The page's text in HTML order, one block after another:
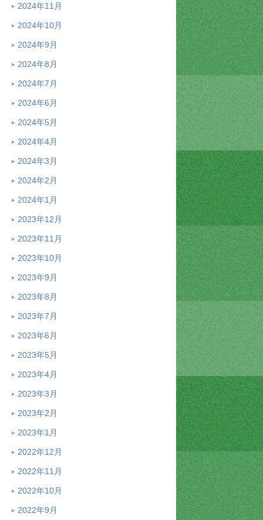
2024年11月
2024年10月
2024年9月
2024年8月
2024年7月
2024年6月
2024年5月
2024年4月
2024年3月
2024年2月
2024年1月
2023年12月
2023年11月
2023年10月
2023年9月
2023年8月
2023年7月
2023年6月
2023年5月
2023年4月
2023年3月
2023年2月
2023年1月
2022年12月
2022年11月
2022年10月
2022年9月